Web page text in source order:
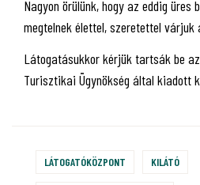
Nagyon örülünk, hogy az eddig üres
megtelnek élettel, szeretettel várjuk
Látogatásukkor kérjük tartsák be
Turisztikai Ügynökség által kiadott
LÁTOGATÓKÖZPONT KILÁTÓ